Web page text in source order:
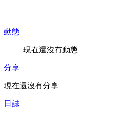
動態
現在還沒有動態
分享
現在還沒有分享
日誌